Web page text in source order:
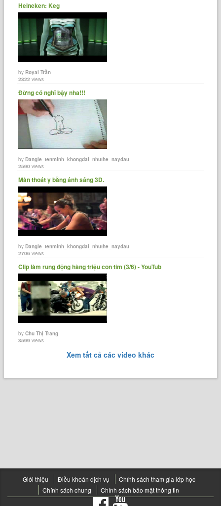
Heineken: Keg
by Royal Trần
2322 views
Đừng có nghĩ bậy nha!!!
byDangle_tenminh_khongdai_nhuthe_naydau
2590 views
Màn thoát y bằng ánh sáng 3D.
byDangle_tenminh_khongdai_nhuthe_naydau
2706 views
Clip làm rung động hàng triệu con tim (3/6) - YouTub
byChu Thị Trang
3599 views
Xem tất cả các video khác
Giới thiệu Điều khoản dịch vụ
Chính sách tham gia lớp học
Chính sách chung
Chính sách bảo mật thông tin